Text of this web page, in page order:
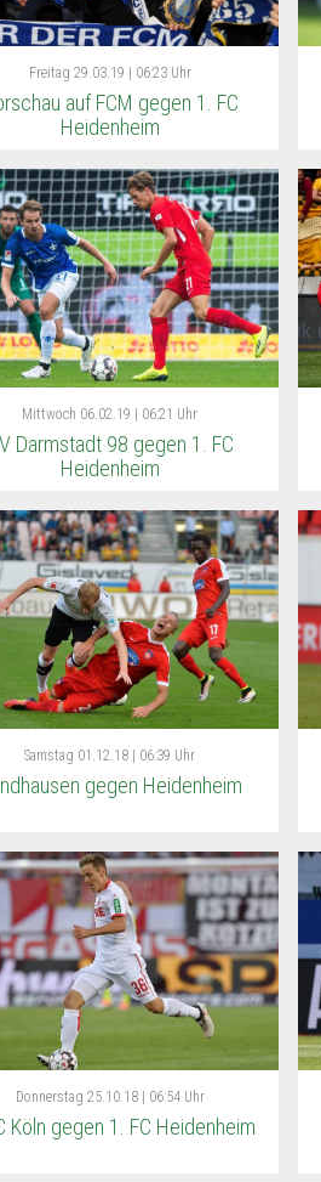
Freitag 29.03.19 | 06:23 Uhr
auf FCM gegen 1. FC
Heidenheim
Mittwoch 06.02.19 | 06:21 Uhr
Darmstadt 98 gegen 1. FC
Heidenheim
Samstag 01.12.18 | 06:39 Uhr
gegen Heidenheim
Donnerstag 25.10.18 | 06:54 Uhr
Köln gegen 1. FC Heidenheim